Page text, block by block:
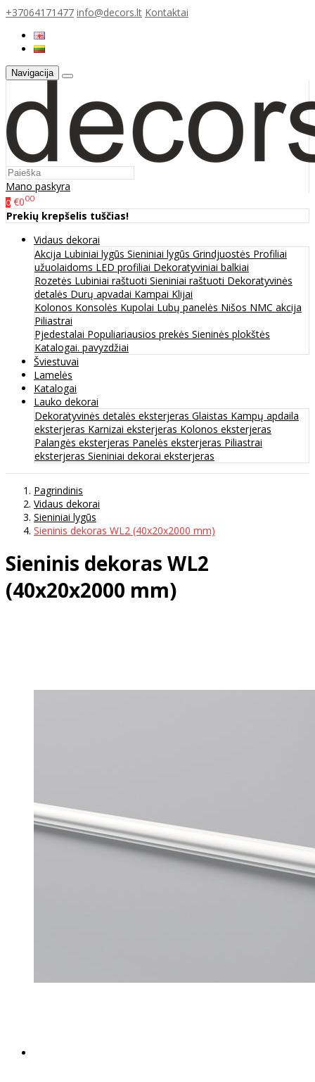
+37064171477 info@decors.lt Kontaktai
Navigacija
Mano paskyra
0 €000
Prekių krepšelis tuščias!
Vidaus dekorai
Akcija Lubiniai lygūs Sieniniai lygūs Grindjuostės Profiliai
užuolaidoms LED profiliai Dekoratyviniai balkiai
Rozetės Lubiniai raštuoti Sieniniai raštuoti Dekoratyvinės
detalės Durų apvadai Kampai Klijai
Kolonos Konsolės Kupolai Lubų panelės Nišos NMC akcija
Piliastrai
Pjedestalai Populiariausios prekės Sieninės plokštės
Katalogai. pavyzdžiai
Šviestuvai
Lamelės
Katalogai
Lauko dekorai
Dekoratyvinės detalės eksterjeras Glaistas Kampų apdaila
eksterjeras Karnizai eksterjeras Kolonos eksterjeras
Palangės eksterjeras Panelės eksterjeras Piliastrai
eksterjeras Sieniniai dekorai eksterjeras
Pagrindinis
Vidaus dekorai
Sieniniai lygūs
Sieninis dekoras WL2 (40x20x2000 mm)
Sieninis dekoras WL2
(40x20x2000 mm)